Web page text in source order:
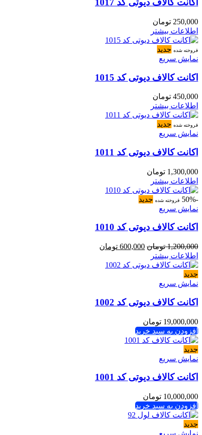
اکانت کالاف دیوتی کد 1017
250,000 تومان
اطلاعات بیشتر
فروخته شده جدید
نمایش سریع
اکانت کالاف دیوتی کد 1015
450,000 تومان
اطلاعات بیشتر
فروخته شده جدید
نمایش سریع
اکانت کالاف دیوتی کد 1011
1,300,000 تومان
اطلاعات بیشتر
-50% فروخته شده جدید
نمایش سریع
اکانت کالاف دیوتی کد 1010
1,200,000 تومان 600,000 تومان
اطلاعات بیشتر
جدید
نمایش سریع
اکانت کالاف دیوتی کد 1002
19,000,000 تومان
افزودن به سبد خرید
جدید
نمایش سریع
اکانت کالاف دیوتی کد 1001
10,000,000 تومان
افزودن به سبد خرید
جدید
نمایش سریع